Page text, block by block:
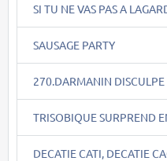
SI TU NE VAS PAS A
SAUSAGE PARTY
270.DARMANIN DISCULPE
TRISOBIQUE SURPREND
DECATIE CATI, DECATIE